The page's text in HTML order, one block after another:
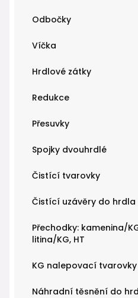
Odbočky
Víčka
Hrdlové zátky
Redukce
Přesuvky
Spojky dvouhrdlé
Čistící tvarovky
Čistící uzávěry do hrdla
Přechodky: kamenina/
litina/KG, HT
KG nalepovací tvarovky
Náhradní těsnění do